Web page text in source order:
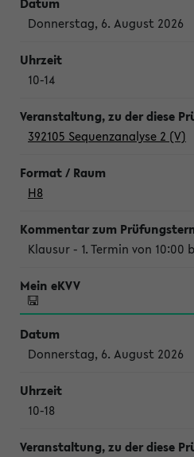
Donnerstag, 6. August 2026
10-14
392105 Sequenzanalyse 2 (V)
H8
Klausur - 1. Termin von 10:00
Donnerstag, 6. August 2026
10-18